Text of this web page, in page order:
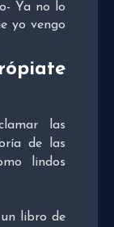
Ya no lo
yo vengo
las
de las
lindos
libro de